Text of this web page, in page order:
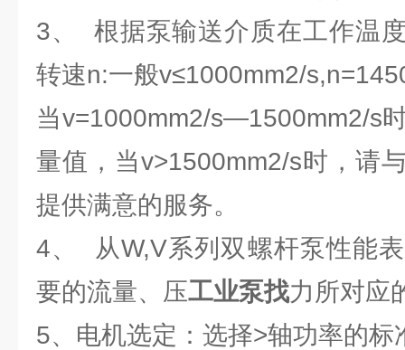
3、 根据泵输送介质在工作温
转速n:一般v≤1000mm2/
当v=1000mm2/s—1500mm2/s
量值，当v>1500mm2/s时，请
提供满意的服务。
4、 从W,V系列双螺杆泵性能
要的流量、压工业泵找力所对应
5、电机选定：选择>轴功率的